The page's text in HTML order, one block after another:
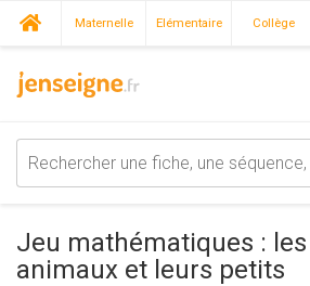
Maternelle Elémentaire Collège
Jeu mathématiques : les
animaux et leurs petits